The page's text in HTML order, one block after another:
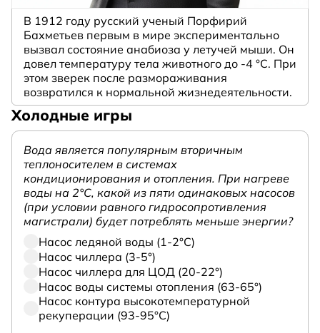
В 1912 году русский ученый Порфирий
Бахметьев первым в мире экспериментально
вызвал состояние анабиоза у летучей мыши. Он
довел температуру тела животного до -4 °C. При
этом зверек после размораживания
возвратился к нормальной жизнедеятельности.
Холодные игры
Вода является популярным вторичным
теплоносителем в системах
кондиционирования и отопления. При нагреве
воды на 2°С, какой из пяти одинаковых насосов
(при условии равного гидросопротивления
магистрали) будет потреблять меньше энергии?
Насос ледяной воды (1-2°С)
Насос чиллера (3-5°)
Насос чиллера для ЦОД (20-22°)
Насос воды системы отопления (63-65°)
Насос контура высокотемпературной
рекуперации (93-95°С)